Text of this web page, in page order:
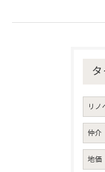
リノ
仲介
地価